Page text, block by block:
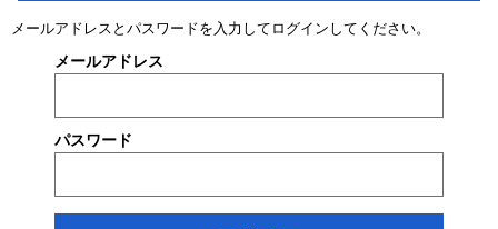
メールアドレスとパスワードを入力してログインしてください。
メールアドレス
パスワード